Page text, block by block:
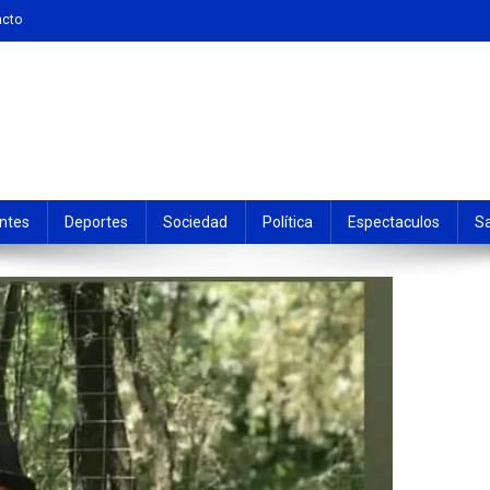
Deportes Sociedad Política Espectaculos